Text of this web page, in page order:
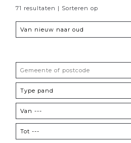
71 resultaten | Sorteren op